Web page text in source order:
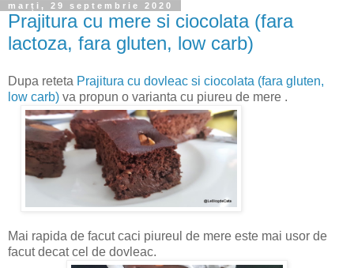
marți, 29 septembrie 2020
Prajitura cu mere si ciocolata (fara
lactoza, fara gluten, low carb)
Dupa reteta Prajitura cu dovleac si ciocolata (fara gluten,
low carb) va propun o varianta cu piureu de mere .
Mai rapida de facut caci piureul de mere este mai usor de
facut decat cel de dovleac.